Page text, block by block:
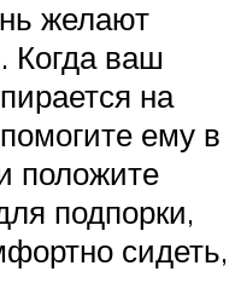
желают
Когда ваш
на
ему в
положите
подпорки,
сидеть,